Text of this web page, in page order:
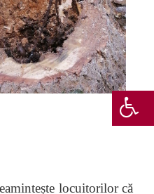
locuitorilor că